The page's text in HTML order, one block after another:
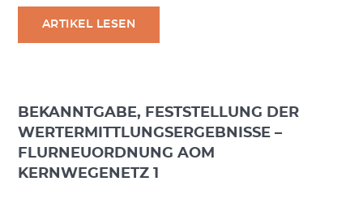
ARTIKEL LESEN
BEKANNTGABE, FESTSTELLUNG DER
WERTERMITTLUNGSERGEBNISSE –
FLURNEUORDNUNG AOM
KERNWEGENETZ 1